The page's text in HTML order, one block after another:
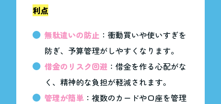
利点
無駄遣いの防止 ：衝動買いや使いすぎを
防ぎ、予算管理がしやすくなります。
借金のリスク回避 ：借金を作る心配がな
く、精神的な負担が軽減されます。
管理が簡単 ：複数のカードや口座を管理